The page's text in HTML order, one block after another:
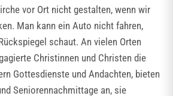
vor Ort nicht gestalten, wenn wir
Man kann ein Auto nicht fahren,
schaut. An vielen Orten
Christinnen und Christen die
Gottesdienste und Andachten, bieten
Seniorennachmittage an, sie